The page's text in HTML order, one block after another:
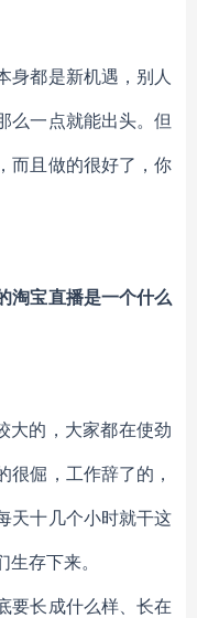
身都是新机遇，别人
么一点就能出头。但
而且做的很好了，你
淘宝直播是一个什么
大的，大家都在使劲
很倔，工作辞了的，
天十几个小时就干这
存下来。
要长成什么样、长在